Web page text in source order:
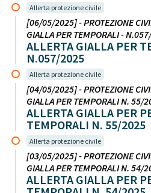
Allerta protezione civile
[06/05/2025] - PROTEZIONE
GIALLA PER TEMPORALI -
ALLERTA GIALLA PER
N.057/2025
Allerta protezione civile
[04/05/2025] - PROTEZIONE
GIALLA PER TEMPORALI N. 55/
ALLERTA GIALLA PER
TEMPORALI N. 55/2025
Allerta protezione civile
[03/05/2025] - PROTEZIONE
GIALLA PER TEMPORALI N. 54/
ALLERTA GIALLA PER